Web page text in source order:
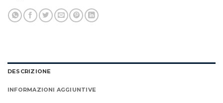
DESCRIZIONE
INFORMAZIONI AGGIUNTIVE